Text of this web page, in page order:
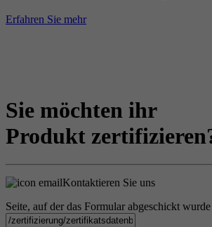
Erfahren Sie mehr
Sie möchten ihr
Produkt
Kontaktieren Sie uns
Seite, auf der das Formular abgeschickt wurde